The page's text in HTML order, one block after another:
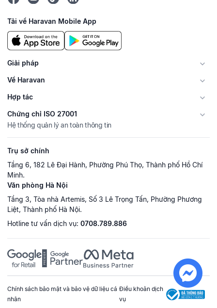
Tải về Haravan Mobile App
Giải pháp
Về Haravan
Hợp tác
Chứng chỉ ISO 27001
Hệ thống quản lý an toàn thông tin
Trụ sở chính
Tầng 6, 182 Lê Đại Hành, Phường Phú Thọ, Thành phố Hồ Chí
Minh.
Văn phòng Hà Nội
Tầng 3, Tòa nhà Artemis, Số 3 Lê Trọng Tấn, Phường Phương
Liệt, Thành phố Hà Nội.
Hotline tư vấn dịch vụ: 0708.789.886
Chính sách bảo mật và bảo vệ dữ liệu cá
nhân
Điều khoản dịch
vụ